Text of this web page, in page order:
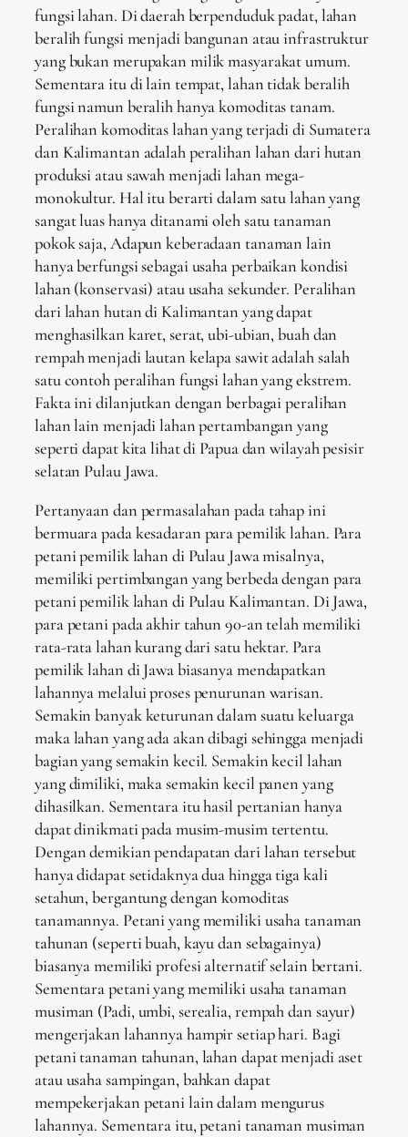
fungsi lahan. Di daerah berpenduduk padat, lahan
beralih fungsi menjadi bangunan atau infrastruktur
yang bukan merupakan milik masyarakat umum.
Sementara itu di lain tempat, lahan tidak beralih
fungsi namun beralih hanya komoditas tanam.
Peralihan komoditas lahan yang terjadi di Sumatera
dan Kalimantan adalah peralihan lahan dari hutan
produksi atau sawah menjadi lahan mega-
monokultur. Hal itu berarti dalam satu lahan yang
sangat luas hanya ditanami oleh satu tanaman
pokok saja, Adapun keberadaan tanaman lain
hanya berfungsi sebagai usaha perbaikan kondisi
lahan (konservasi) atau usaha sekunder. Peralihan
dari lahan hutan di Kalimantan yang dapat
menghasilkan karet, serat, ubi-ubian, buah dan
rempah menjadi lautan kelapa sawit adalah salah
satu contoh peralihan fungsi lahan yang ekstrem.
Fakta ini dilanjutkan dengan berbagai peralihan
lahan lain menjadi lahan pertambangan yang
seperti dapat kita lihat di Papua dan wilayah pesisir
selatan Pulau Jawa.
Pertanyaan dan permasalahan pada tahap ini
bermuara pada kesadaran para pemilik lahan. Para
petani pemilik lahan di Pulau Jawa misalnya,
memiliki pertimbangan yang berbeda dengan para
petani pemilik lahan di Pulau Kalimantan. Di Jawa,
para petani pada akhir tahun 90-an telah memiliki
rata-rata lahan kurang dari satu hektar. Para
pemilik lahan di Jawa biasanya mendapatkan
lahannya melalui proses penurunan warisan.
Semakin banyak keturunan dalam suatu keluarga
maka lahan yang ada akan dibagi sehingga menjadi
bagian yang semakin kecil. Semakin kecil lahan
yang dimiliki, maka semakin kecil panen yang
dihasilkan. Sementara itu hasil pertanian hanya
dapat dinikmati pada musim-musim tertentu.
Dengan demikian pendapatan dari lahan tersebut
hanya didapat setidaknya dua hingga tiga kali
setahun, bergantung dengan komoditas
tanamannya. Petani yang memiliki usaha tanaman
tahunan (seperti buah, kayu dan sebagainya)
biasanya memiliki profesi alternatif selain bertani.
Sementara petani yang memiliki usaha tanaman
musiman (Padi, umbi, serealia, rempah dan sayur)
mengerjakan lahannya hampir setiap hari. Bagi
petani tanaman tahunan, lahan dapat menjadi aset
atau usaha sampingan, bahkan dapat
mempekerjakan petani lain dalam mengurus
lahannya. Sementara itu, petani tanaman musiman